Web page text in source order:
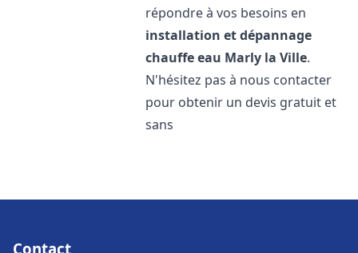
répondre à vos besoins en
installation et dépannage
chauffe eau Marly la Ville.
N'hésitez pas à nous contacter
pour obtenir un devis gratuit et
sans
Contact